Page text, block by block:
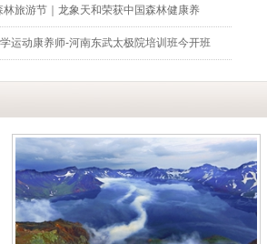
旅游节｜龙象天和荣获中国森林健康养
运动康养师-河南东武太极院培训班今开班